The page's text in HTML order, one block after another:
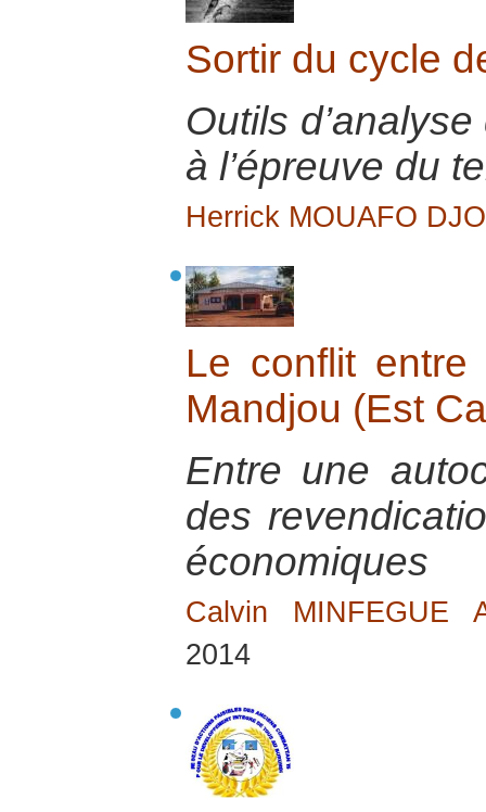
Sortir du cycle
Outils
à l’épreuve du
Herrick MOUAFO
Le conflit
Mandjou (Est
Entre une
des
économiques
Calvin MINFEGUE
2014